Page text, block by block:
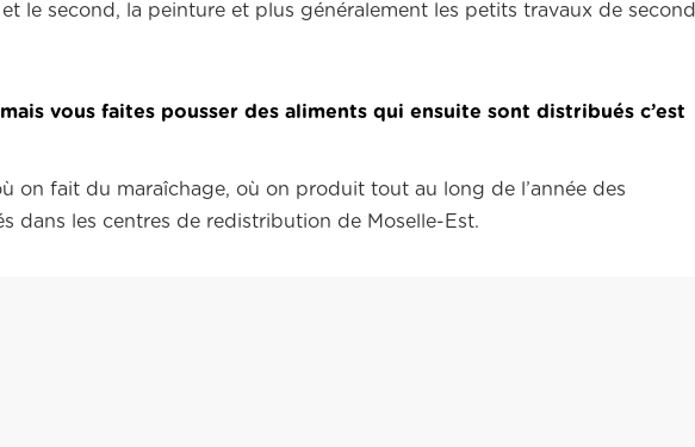
le second, la peinture et plus généralement les petits travaux de second
vous faites pousser des aliments qui ensuite sont distribués c’est
on fait du maraîchage, où on produit tout au long de l’année des
dans les centres de redistribution de Moselle-Est.